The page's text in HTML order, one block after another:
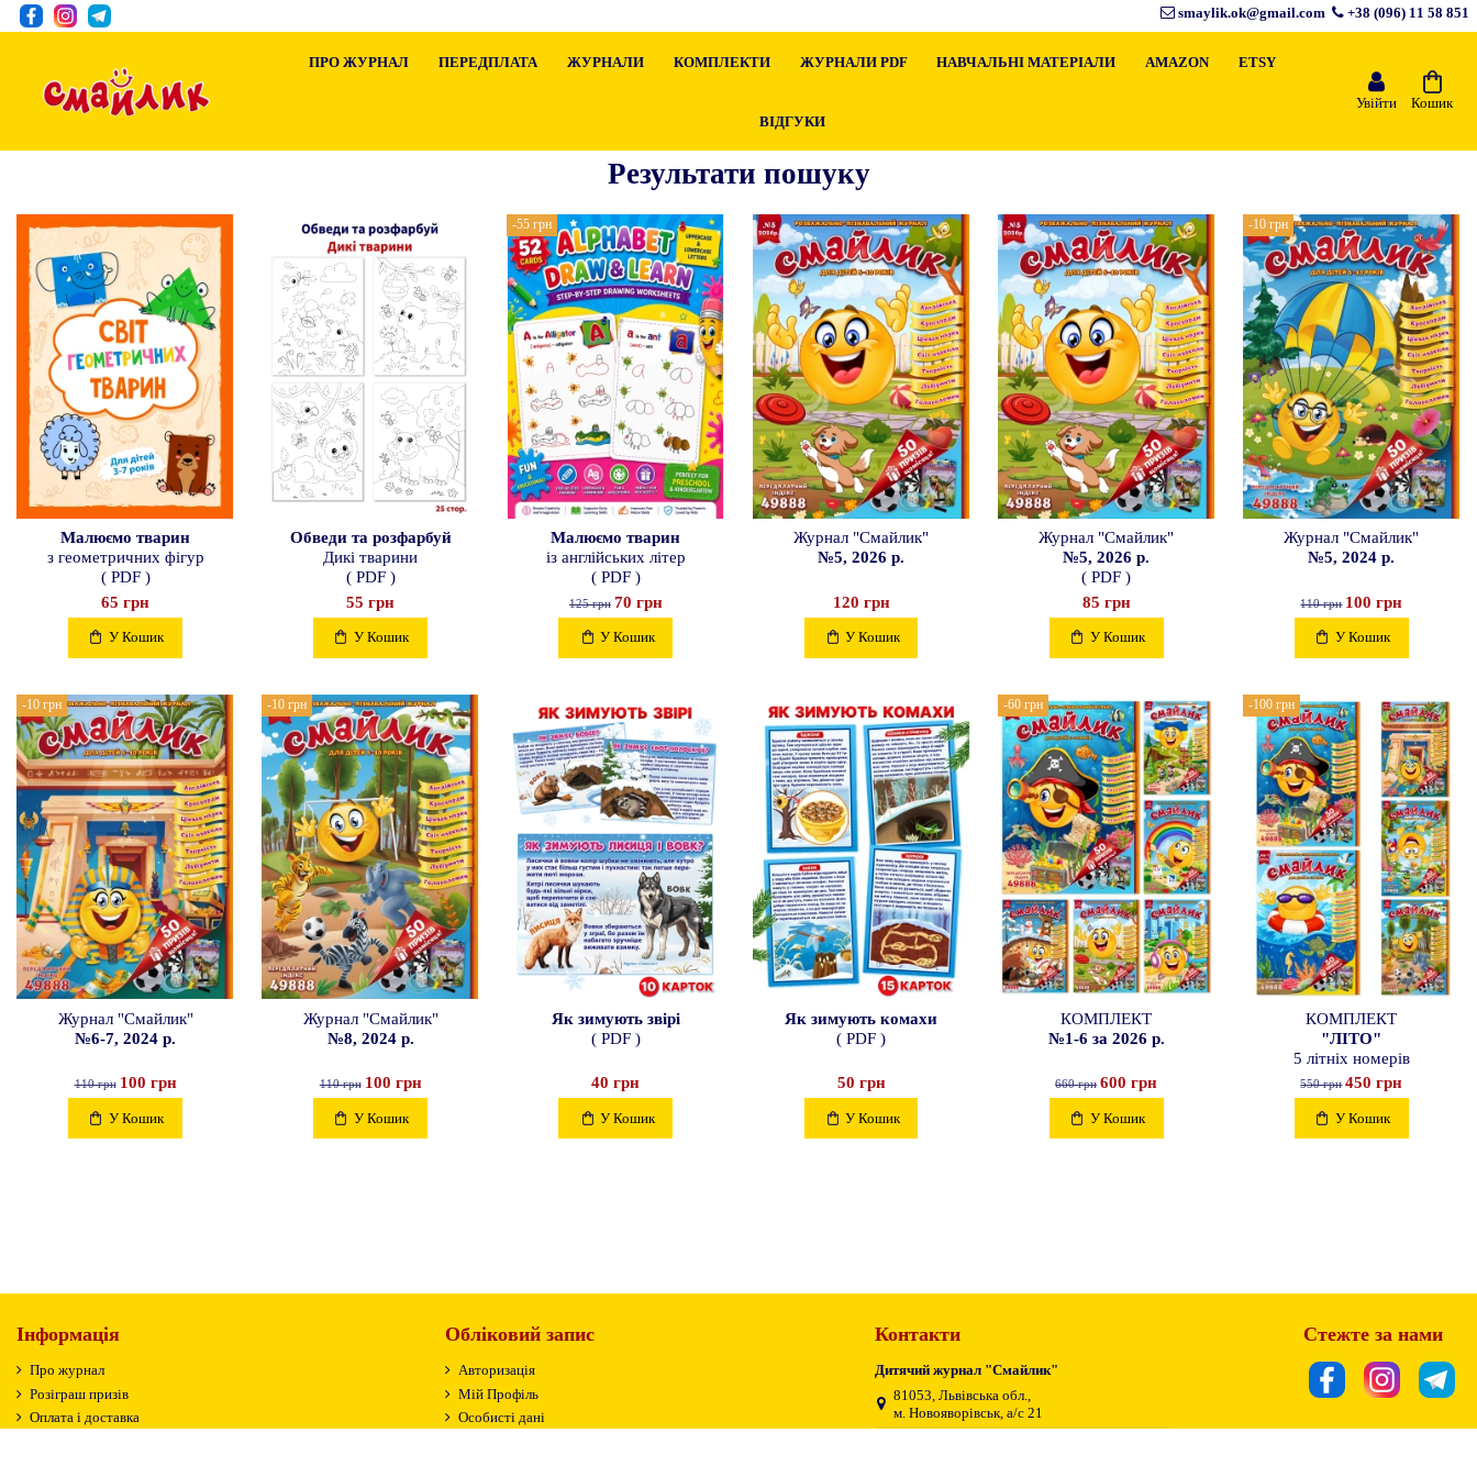
smaylik.ok@gmail.com +38 (096) 11 58 851
ПРО ЖУРНАЛ ПЕРЕДПЛАТА ЖУРНАЛИ КОМПЛЕКТИ ЖУРНАЛИ PDF НАВЧАЛЬНІ МАТЕРІАЛИ AMAZON ETSY
ВІДГУКИ
Увійти Кошик
Результати пошуку
Малюємо тварин
з геометричних фігур
( PDF )
65 грн
У Кошик
Обведи та розфарбуй
Дикі тварини
( PDF )
55 грн
У Кошик
-55 грн
Малюємо тварин
із англійських літер
( PDF )
125 грн 70 грн
У Кошик
Журнал "Смайлик"
№5, 2026 р.
120 грн
У Кошик
Журнал "Смайлик"
№5, 2026 р.
( PDF )
85 грн
У Кошик
-10 грн
Журнал "Смайлик"
№5, 2024 р.
110 грн 100 грн
У Кошик
-10 грн
Журнал "Смайлик"
№6-7, 2024 р.
110 грн 100 грн
У Кошик
-10 грн
Журнал "Смайлик"
№8, 2024 р.
110 грн 100 грн
У Кошик
Як зимують звірі
( PDF )
40 грн
У Кошик
Як зимують комахи
( PDF )
50 грн
У Кошик
-60 грн
КОМПЛЕКТ
№1-6 за 2026 р.
660 грн 600 грн
У Кошик
-100 грн
КОМПЛЕКТ
"ЛІТО"
5 літніх номерів
550 грн 450 грн
У Кошик
Інформація
Про журнал
Розіграш призів
Оплата і доставка
Обліковий запис
Авторизація
Мій Профіль
Особисті дані
Контакти
Дитячий журнал "Смайлик"
81053, Львівська обл.,
м. Новояворівськ, а/c 21
Стежте за нами